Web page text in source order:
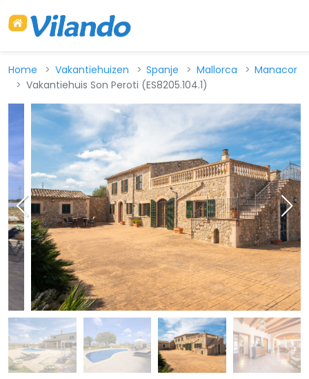
Home Vakantiehuizen Spanje Mallorca
Manacor
Vakantiehuis Son Peroti (ES8205.104.1)